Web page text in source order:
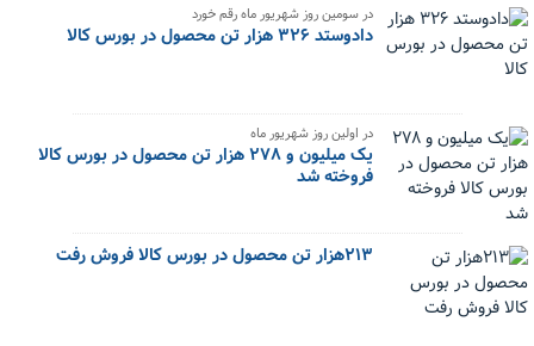
در سومین روز شهریور ماه رقم خورد
دادوستد ۳۲۶ هزار تن محصول در بورس کالا
در اولین روز شهریور ماه
یک میلیون و ۲۷۸ هزار تن محصول در بورس کالا
فروخته شد
۲۱۳هزار تن محصول در بورس کالا فروش رفت